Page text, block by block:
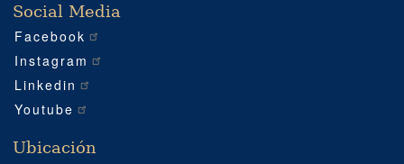
Social Media
Facebook
Instagram
Linkedin
Youtube
Ubicación